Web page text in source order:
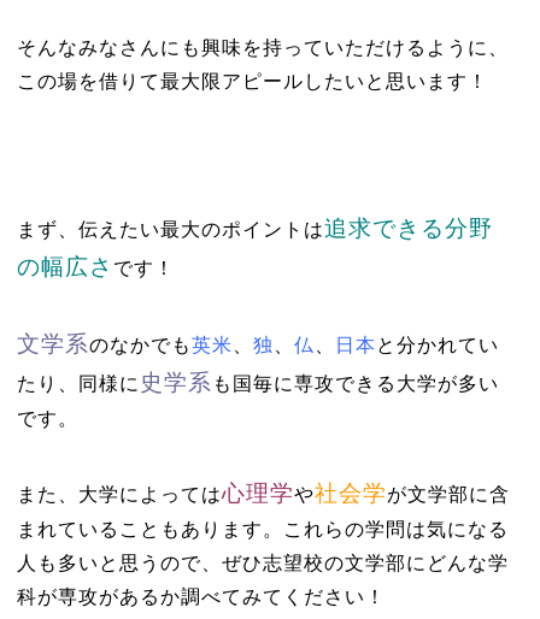
そんなみなさんにも興味を持っていただけるように、
この場を借りて最大限アピールしたいと思います！
まず、伝えたい最大のポイントは追求できる分野
の幅広さ です！
文学系のなかでも英米 独 仏 日本 と分かれてい
たり、同様に 史学系 も国毎に専攻できる大学が多い
です。
また、大学によっては心理学や社会学が文学部に含
まれていることもあります。これらの学問は気になる
人も多いと思うので、ぜひ志望校の文学部にどんな学
科が専攻があるか調べてみてください！